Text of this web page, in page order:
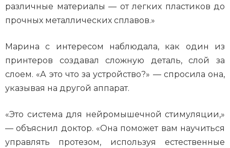
различные материалы — от легких пластиков до
прочных металлических сплавов.»
Марина с интересом наблюдала, как один из
принтеров создавал сложную деталь, слой за
слоем. «А это что за устройство?» — спросила она,
указывая на другой аппарат.
«Это система для нейромышечной стимуляции,»
— объяснил доктор. «Она поможет вам научиться
управлять протезом, используя естественные